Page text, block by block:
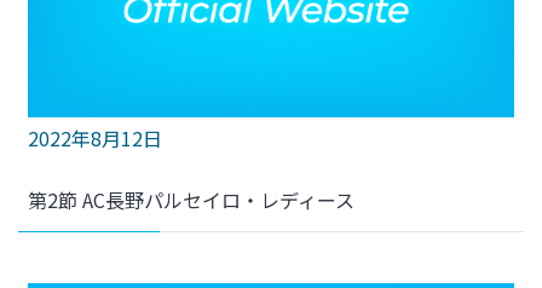
2022年8月12日
第2節 AC長野パルセイロ・レディース